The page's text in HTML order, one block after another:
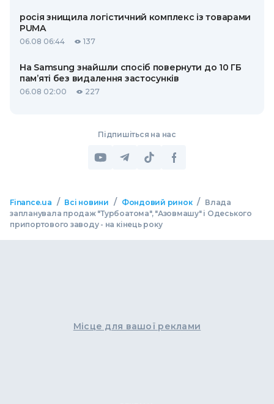
росія знищила логістичний комплекс із товарами
PUMA
06.08 06:44 137
На Samsung знайшли спосіб повернути до 10 ГБ
пам’яті без видалення застосунків
06.08 02:00 227
Підпишіться на нас
Finance.ua / Всі новини / Фондовий ринок / Влада
запланувала продаж "Турбоатома", "Азовмашу" і Одеського
припортового заводу - на кінець року
Місце для вашої реклами